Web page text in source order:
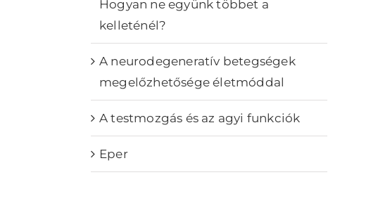
Hogyan ne együnk többet a
kelleténél?
A neurodegeneratív betegségek
megelőzhetősége életmóddal
A testmozgás és az agyi funkciók
Eper